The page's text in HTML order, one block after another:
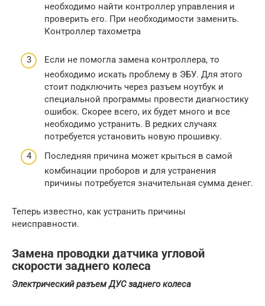
необходимо найти контроллер управления и
проверить его. При необходимости заменить.
Контроллер тахометра
Если не помогла замена контроллера, то
необходимо искать проблему в ЭБУ. Для этого
стоит подключить через разъем ноутбук и
специальной программы провести диагностику
ошибок. Скорее всего, их будет много и все
необходимо устранить. В редких случаях
потребуется установить новую прошивку.
Последняя причина может крыться в самой
комбинации проборов и для устранения
причины потребуется значительная сумма денег.
Теперь известно, как устранить причины
неисправности.
Замена проводки датчика угловой
скорости заднего колеса
Электрический разъем ДУС заднего колеса